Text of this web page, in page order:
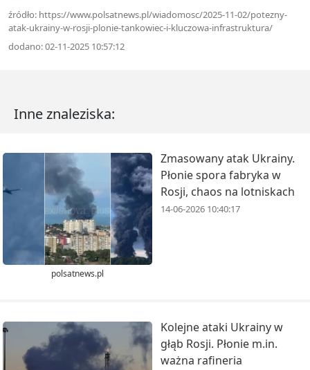
źródło: https://www.polsatnews.pl/wiadomosc/2025-11-02/potezny-
atak-ukrainy-w-rosji-plonie-tankowiec-i-kluczowa-infrastruktura/
dodano: 02-11-2025 10:57:12
Inne znaleziska:
polsatnews.pl
Zmasowany atak Ukrainy.
Płonie spora fabryka w
Rosji, chaos na lotniskach
14-06-2026 10:40:17
Kolejne ataki Ukrainy w
głąb Rosji. Płonie m.in.
ważna rafineria